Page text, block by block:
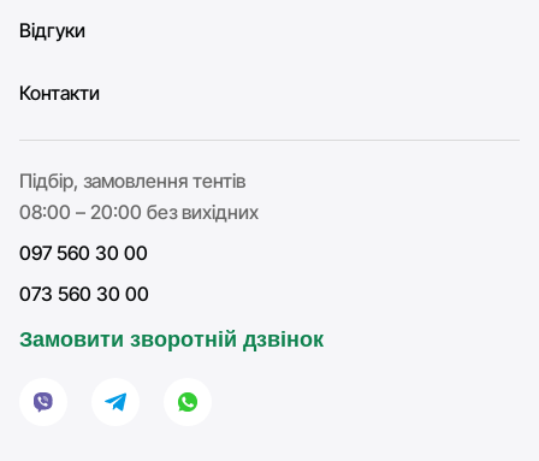
Відгуки
Контакти
Підбір, замовлення тентів
08:00 – 20:00 без вихідних
097 560 30 00
073 560 30 00
Замовити зворотній дзвінок